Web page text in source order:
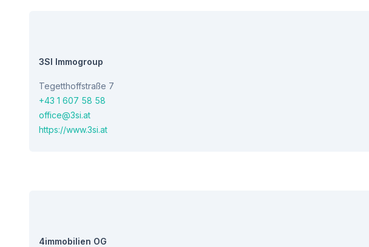
3SI Immogroup
Tegetthoffstraße 7
+43 1 607 58 58
office@3si.at
https://www.3si.at
4immobilien OG